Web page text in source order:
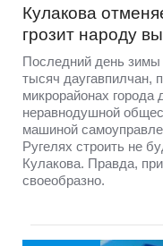
Кулакова
грозит народу
Последний день зимы
тысяч даугавпилчан,
микрорайонах
неравнодушной
машиной
Ругелях строить не
Кулакова. Правда,
своеобразно.